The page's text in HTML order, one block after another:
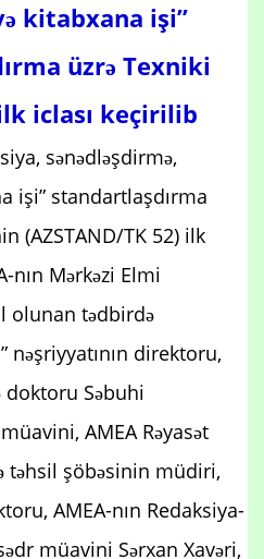
kitabxana işi”
üzrə Texniki
iclası keçirilib
sənədləşdirmə,
işi” standartlaşdırma
(AZSTAND/TK 52) ilk
nın Mərkəzi Elmi
olunan tədbirdə
nəşriyyatının direktoru,
doktoru Səbuhi
AMEA Rəyasət
təhsil şöbəsinin müdiri,
AMEA-nın Redaksiya-
müavini Sərxan Xavəri,